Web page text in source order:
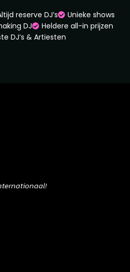
reserve DJ’s
Unieke shows
DJ
Heldere all-in prijzen
DJ’s & Artiesten